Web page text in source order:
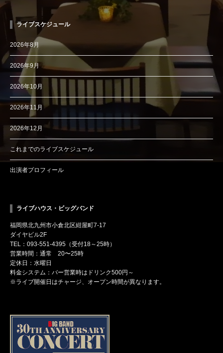
ライブスケジュール
2026年8月
2026年9月
2026年10月
2026年11月
2026年12月
これまでのライブスケジュール
出演者プロフィール
ライブハウス・ビッグバンド
福岡県北九州市小倉北区紺屋町7-17
ダイヤビル2F
TEL：093-551-4395（受付18～25時）
営業時間：通常 20〜25時
定休日：水曜日
料金システム：バー営業時はドリンク500円～
※ライブ開催日はチャージ、オープン時間が異なります。